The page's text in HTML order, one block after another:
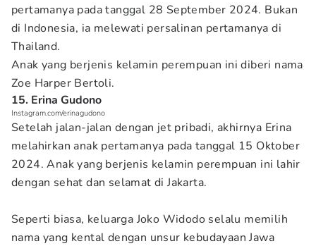
pertamanya pada tanggal 28 September 2024. Bukan
di Indonesia, ia melewati persalinan pertamanya di
Thailand.
Anak yang berjenis kelamin perempuan ini diberi nama
Zoe Harper Bertoli.
15. Erina Gudono
Instagram.com/erinagudono
Setelah jalan-jalan dengan jet pribadi, akhirnya Erina
melahirkan anak pertamanya pada tanggal 15 Oktober
2024. Anak yang berjenis kelamin perempuan ini lahir
dengan sehat dan selamat di Jakarta.
Seperti biasa, keluarga Joko Widodo selalu memilih
nama yang kental dengan unsur kebudayaan Jawa